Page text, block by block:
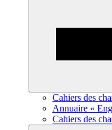
Cahiers des
Annuaire «
Cahiers des